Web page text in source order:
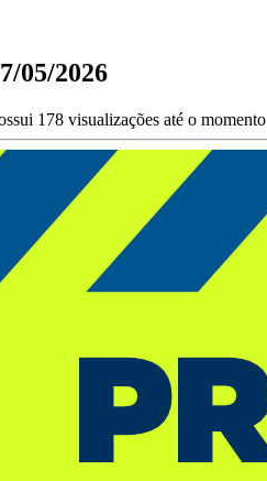
05/2026
178 visualizações até o momento